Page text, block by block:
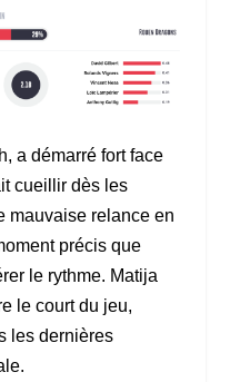
a démarré fort face
cueillir dès les
mauvaise relance en
précis que
le rythme. Matija
le court du jeu,
les dernières